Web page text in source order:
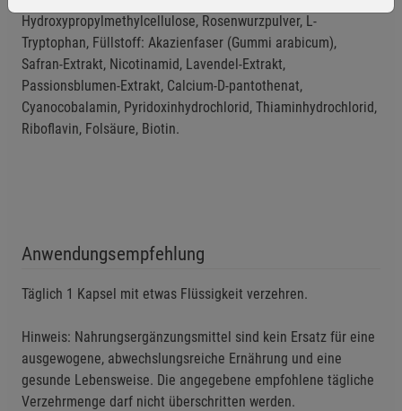
Hydroxypropylmethylcellulose, Rosenwurzpulver, L-
Tryptophan, Füllstoff: Akazienfaser (Gummi arabicum),
Safran-Extrakt, Nicotinamid, Lavendel-Extrakt,
Passionsblumen-Extrakt, Calcium-D-pantothenat,
Cyanocobalamin, Pyridoxinhydrochlorid, Thiaminhydrochlorid,
Riboflavin, Folsäure, Biotin.
Anwendungsempfehlung
Täglich 1 Kapsel mit etwas Flüssigkeit verzehren.
Hinweis: Nahrungsergänzungsmittel sind kein Ersatz für eine
ausgewogene, abwechslungsreiche Ernährung und eine
gesunde Lebensweise. Die angegebene empfohlene tägliche
Verzehrmenge darf nicht überschritten werden.
Einstellungen speichern für die GruppeEinstellungen speichern für die Gruppe
Funktionale Cookies (1)
Beschreibung Funktionale Cookies
Cookie-Informationenanzeigen